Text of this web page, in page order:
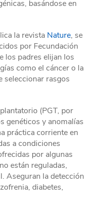
basándose en
la revista Nature, se
por Fecundación
los padres elijan los
como el cáncer o la
seleccionar rasgos
(PGT, por
genéticos y anomalías
práctica corriente en
a condiciones
por algunas
están reguladas,
Aseguran la detección
diabetes,